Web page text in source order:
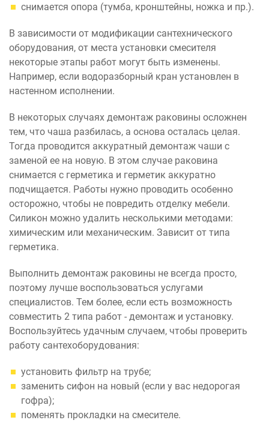
снимается опора (тумба, кронштейны, ножка и пр.).
В зависимости от модификации сантехнического
оборудования, от места установки смесителя
некоторые этапы работ могут быть изменены.
Например, если водоразборный кран установлен в
настенном исполнении.
В некоторых случаях демонтаж раковины осложнен
тем, что чаша разбилась, а основа осталась целая.
Тогда проводится аккуратный демонтаж чаши с
заменой ее на новую. В этом случае раковина
снимается с герметика и герметик аккуратно
подчищается. Работы нужно проводить особенно
осторожно, чтобы не повредить отделку мебели.
Силикон можно удалить несколькими методами:
химическим или механическим. Зависит от типа
герметика.
Выполнить демонтаж раковины не всегда просто,
поэтому лучше воспользоваться услугами
специалистов. Тем более, если есть возможность
совместить 2 типа работ - демонтаж и установку.
Воспользуйтесь удачным случаем, чтобы проверить
работу сантехоборудования:
установить фильтр на трубе;
заменить сифон на новый (если у вас недорогая
гофра);
поменять прокладки на смесителе.